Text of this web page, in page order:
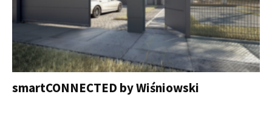
smartCONNECTED by Wiśniowski